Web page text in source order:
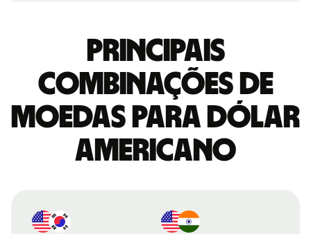
Principais
combinações de
moedas para Dólar
americano